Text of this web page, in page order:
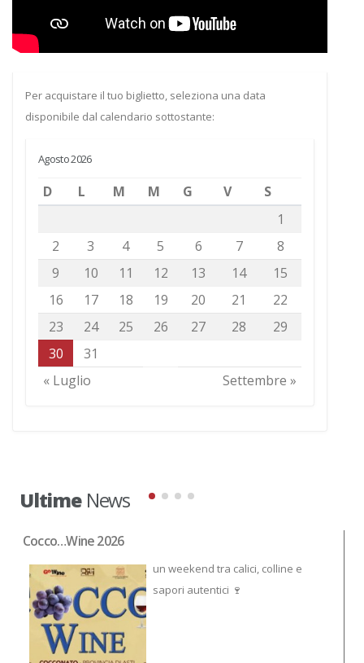
Per acquistare il tuo biglietto, seleziona una data
disponibile dal calendario sottostante:
Agosto 2026
D L M M G V S
« Luglio Settembre »
1
2
3 4 5 6 7
8
9
10 11 12 13 14
15
16
17 18 19 20 21
22
23
24 25 26 27 28
29
30
31
UltimeNews
Cocco…Wine 2026
un weekend tra calici, colline e
sapori autentici 🍷